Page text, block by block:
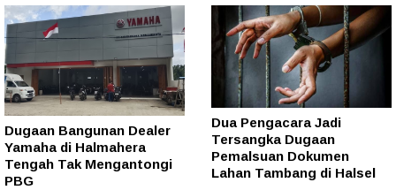
Dugaan Bangunan Dealer
Yamaha di Halmahera
Tengah Tak Mengantongi
PBG
Dua Pengacara Jadi
Tersangka Dugaan
Pemalsuan Dokumen
Lahan Tambang di Halsel